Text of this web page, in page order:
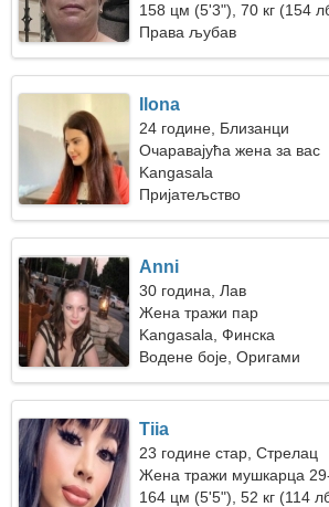
158 цм (5'3"), 70 кг (154
Права љубав
Ilona
24 године, Близанци
Очаравајућа жена за вас
Kangasala
Пријатељство
Anni
30 година, Лав
Жена тражи пар
Kangasala, Финска
Водене боје, Оригами
Tiia
23 године стар, Стрелац
Жена тражи мушкарца
164 цм (5'5"), 52 кг (114